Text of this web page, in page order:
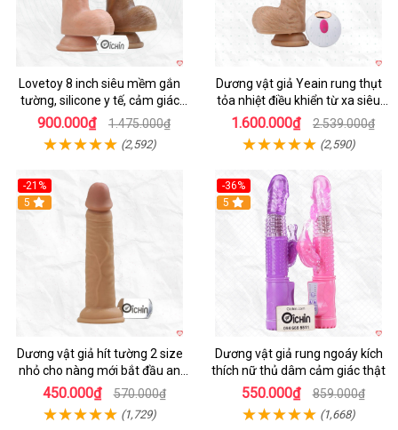
Lovetoy 8 inch siêu mềm gắn
tường, silicone y tế, cảm giác
thật
900.000₫ 1.475.000₫
(2,592)
Dương vật giả Yeain rung thụt
tỏa nhiệt điều khiển từ xa siêu
HOT
1.600.000₫ 2.539.000₫
(2,590)
-21%
Hot
5
Dương vật giả hít tường 2 size
nhỏ cho nàng mới bắt đầu an
toàn dễ dùng
450.000₫ 570.000₫
(1,729)
-36%
Hot
5
Dương vật giả rung ngoáy kích
thích nữ thủ dâm cảm giác thật
550.000₫ 859.000₫
(1,668)